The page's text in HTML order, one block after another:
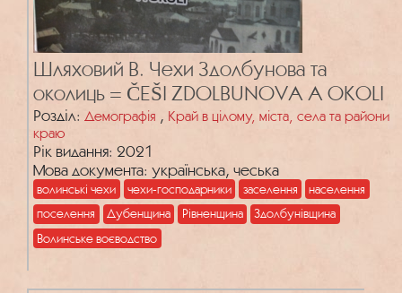
Шляховий В. Чехи Здолбунова та
околиць = ČEŠI ZDOLBUNOVA A OKOLI
Розділ: Демографія , Край в цілому, міста, села та райони
краю
Рік видання: 2021
Мова документа: українська, чеська
волинські чехи чехи-господарники заселення
населення
поселення
Дубенщина Рівненщина
Здолбунівщина
Волинське воєводство